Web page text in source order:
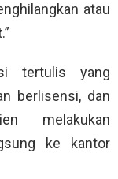
atau
tertulis yang
berlisensi, dan
melakukan
ke kantor